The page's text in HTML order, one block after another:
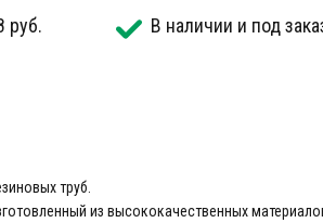
руб. В наличии и под
труб.
из высококачественных